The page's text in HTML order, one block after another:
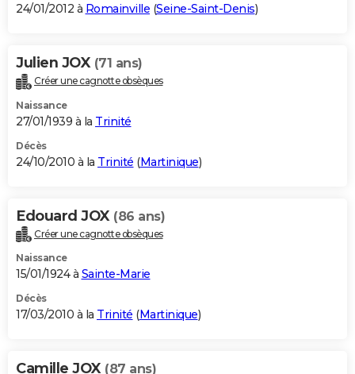
24/01/2012 à Romainville (Seine-Saint-Denis)
Julien JOX (71 ans)
Créer une cagnotte obsèques
Naissance
27/01/1939 à la Trinité
Décès
24/10/2010 à la Trinité (Martinique)
Edouard JOX (86 ans)
Créer une cagnotte obsèques
Naissance
15/01/1924 à Sainte-Marie
Décès
17/03/2010 à la Trinité (Martinique)
Camille JOX (87 ans)